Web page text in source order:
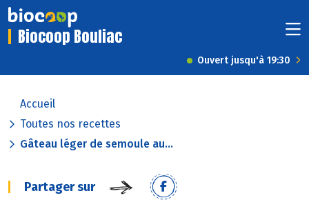
Biocoop Bouliac
Ouvert jusqu'à 19:30
Accueil
Toutes nos recettes
Gâteau léger de semoule au...
Partager sur